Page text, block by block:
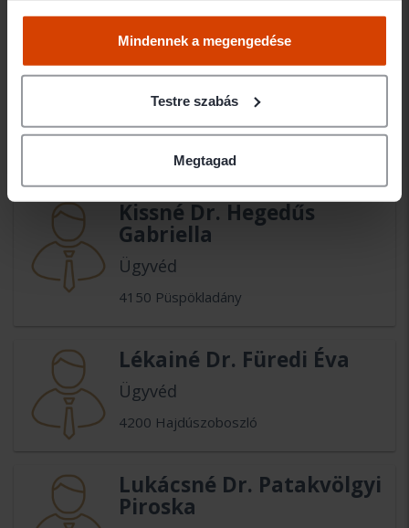
Mindennek a megengedése
Testre szabás
Megtagad
Juhászné Dr. Máté
Kissné Dr. Hegedűs
Gabriella
Ügyvéd
4150 Püspökladány
Lékainé Dr. Füredi Éva
Ügyvéd
4200 Hajdúszoboszló
Lukácsné Dr. Patakvölgyi
Piroska